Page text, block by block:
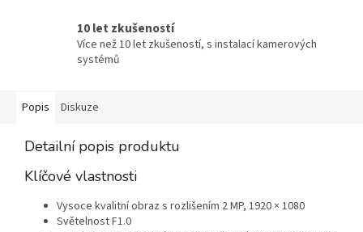
10 let zkušeností
Více než 10 let zkušeností, s instalací kamerových
systémů
Popis Diskuze
Detailní popis produktu
Klíčové vlastnosti
Vysoce kvalitní obraz s rozlišením 2 MP, 1920 × 1080
Světelnost F1.0